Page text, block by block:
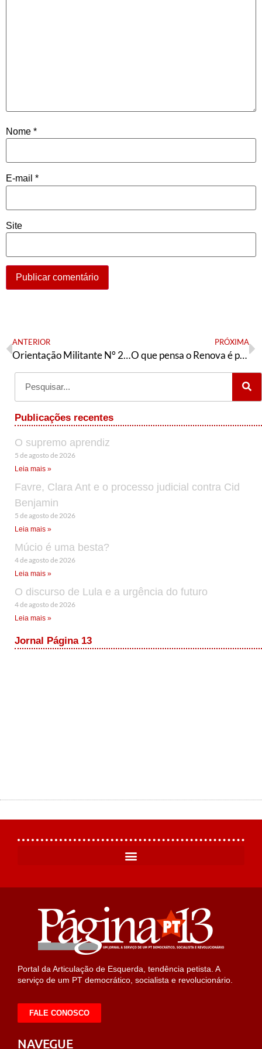
Nome *
E-mail *
Site
ANTERIOR
Orientação Militante N° 255 (26 de outubro de 2020)
PRÓXIMA
O que pensa o Renova é público e não pode ser deturpado
Publicações recentes
O supremo aprendiz
5 de agosto de 2026
Leia mais »
Favre, Clara Ant e o processo judicial contra Cid
Benjamin
5 de agosto de 2026
Leia mais »
Múcio é uma besta?
4 de agosto de 2026
Leia mais »
O discurso de Lula e a urgência do futuro
4 de agosto de 2026
Leia mais »
Jornal Página 13
Portal da Articulação de Esquerda, tendência petista. A
serviço de um PT democrático, socialista e revolucionário.
FALE CONOSCO
NAVEGUE